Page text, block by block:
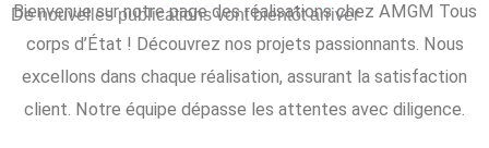
De nouvelles publications vont bientôt arriver
Bienvenue sur notre page des réalisations chez AMGM Tous
corps d’État ! Découvrez nos projets passionnants. Nous
excellons dans chaque réalisation, assurant la satisfaction
client. Notre équipe dépasse les attentes avec diligence.